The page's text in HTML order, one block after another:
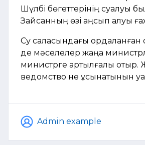
Шүлбі бөгеттерінің суалуы
Зайсанның өзі қаңсып қалуы
Су саласындағы қордаланған
де мәселелер жаңа
министрге артылғалы отыр.
ведомство не ұсынатынын
Admin example